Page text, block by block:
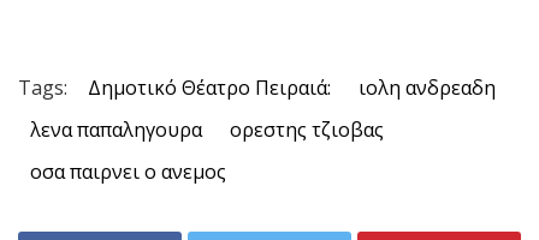
Tags: Δημοτικό Θέατρο Πειραιά:
ιολη ανδρεαδη
λενα παπαληγουρα
ορεστης τζιοβας
οσα παιρνει ο ανεμος